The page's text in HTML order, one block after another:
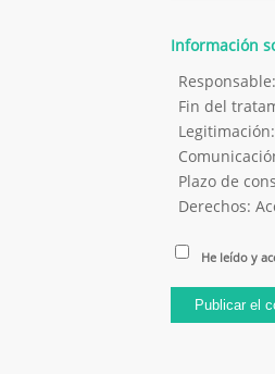
Información
Fin del
Plazo de
Derechos:
He leído y